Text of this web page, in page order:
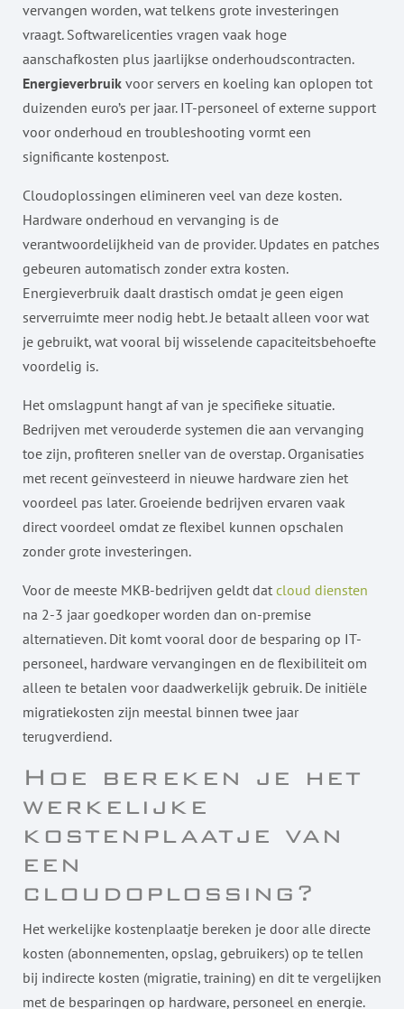
vervangen worden, wat telkens grote investeringen
vraagt. Softwarelicenties vragen vaak hoge
aanschafkosten plus jaarlijkse onderhoudscontracten.
Energieverbruik voor servers en koeling kan oplopen tot
duizenden euro’s per jaar. IT-personeel of externe support
voor onderhoud en troubleshooting vormt een
significante kostenpost.
Cloudoplossingen elimineren veel van deze kosten.
Hardware onderhoud en vervanging is de
verantwoordelijkheid van de provider. Updates en patches
gebeuren automatisch zonder extra kosten.
Energieverbruik daalt drastisch omdat je geen eigen
serverruimte meer nodig hebt. Je betaalt alleen voor wat
je gebruikt, wat vooral bij wisselende capaciteitsbehoefte
voordelig is.
Het omslagpunt hangt af van je specifieke situatie.
Bedrijven met verouderde systemen die aan vervanging
toe zijn, profiteren sneller van de overstap. Organisaties
met recent geïnvesteerd in nieuwe hardware zien het
voordeel pas later. Groeiende bedrijven ervaren vaak
direct voordeel omdat ze flexibel kunnen opschalen
zonder grote investeringen.
Voor de meeste MKB-bedrijven geldt dat cloud diensten
na 2-3 jaar goedkoper worden dan on-premise
alternatieven. Dit komt vooral door de besparing op IT-
personeel, hardware vervangingen en de flexibiliteit om
alleen te betalen voor daadwerkelijk gebruik. De initiële
migratiekosten zijn meestal binnen twee jaar
terugverdiend.
Hoe bereken je het
werkelijke
kostenplaatje van
een
cloudoplossing?
Het werkelijke kostenplaatje bereken je door alle directe
kosten (abonnementen, opslag, gebruikers) op te tellen
bij indirecte kosten (migratie, training) en dit te vergelijken
met de besparingen op hardware, personeel en energie.